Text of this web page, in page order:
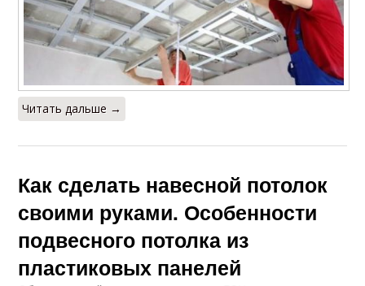
Читать дальше →
Как сделать навесной потолок
своими руками. Особенности
подвесного потолка из
пластиковых панелей